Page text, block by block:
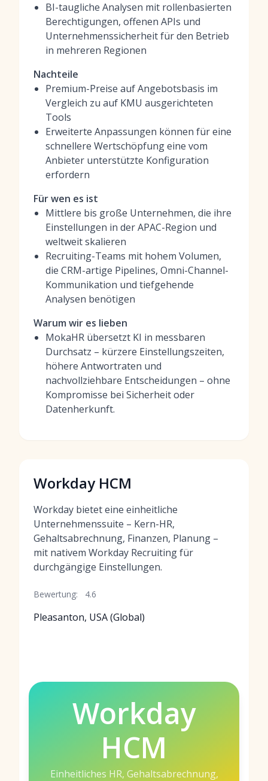
BI-taugliche Analysen mit rollenbasierten
Berechtigungen, offenen APIs und
Unternehmenssicherheit für den Betrieb
in mehreren Regionen
Nachteile
Premium-Preise auf Angebotsbasis im
Vergleich zu auf KMU ausgerichteten
Tools
Erweiterte Anpassungen können für eine
schnellere Wertschöpfung eine vom
Anbieter unterstützte Konfiguration
erfordern
Für wen es ist
Mittlere bis große Unternehmen, die ihre
Einstellungen in der APAC-Region und
weltweit skalieren
Recruiting-Teams mit hohem Volumen,
die CRM-artige Pipelines, Omni-Channel-
Kommunikation und tiefgehende
Analysen benötigen
Warum wir es lieben
MokaHR übersetzt KI in messbaren
Durchsatz – kürzere Einstellungszeiten,
höhere Antwortraten und
nachvollziehbare Entscheidungen – ohne
Kompromisse bei Sicherheit oder
Datenherkunft.
Workday HCM
Workday bietet eine einheitliche
Unternehmenssuite – Kern-HR,
Gehaltsabrechnung, Finanzen, Planung –
mit nativem Workday Recruiting für
durchgängige Einstellungen.
Bewertung: 4.6
Pleasanton, USA (Global)
Workday
HCM
Einheitliches HR, Gehaltsabrechnung,